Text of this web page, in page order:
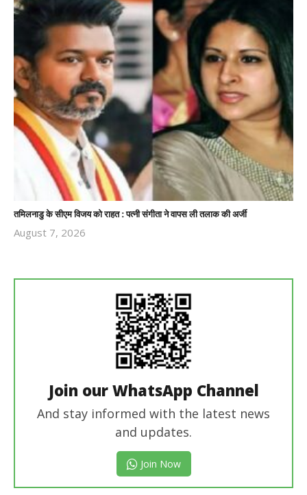
तमिलनाडु के सीएम विजय को राहत : पत्नी संगीता ने वापस ली तलाक की अर्जी
August 7, 2026
Join our WhatsApp Channel
And stay informed with the latest news
and updates.
Join Now